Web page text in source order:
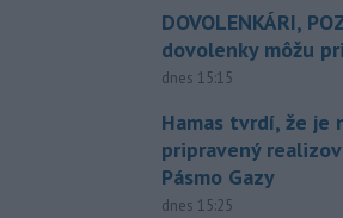
DOVOLENKÁRI,
dovolenky môžu
dnes 15:15
Hamas tvrdí, že je
pripravený
Pásmo Gazy
dnes 15:25